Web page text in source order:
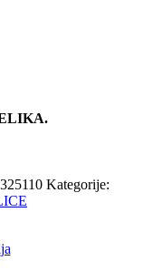
Kategorije: